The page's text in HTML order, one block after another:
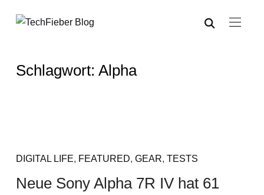
Schlagwort: Alpha
DIGITAL LIFE, FEATURED, GEAR, TESTS
Neue Sony Alpha 7R IV hat 61